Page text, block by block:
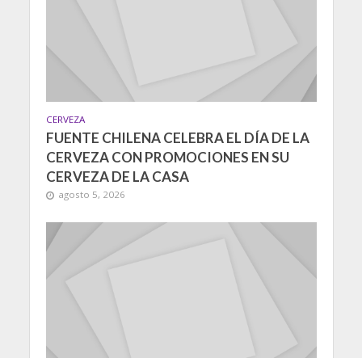
CERVEZA
FUENTE CHILENA CELEBRA EL DÍA DE LA
CERVEZA CON PROMOCIONES EN SU
CERVEZA DE LA CASA
agosto 5, 2026